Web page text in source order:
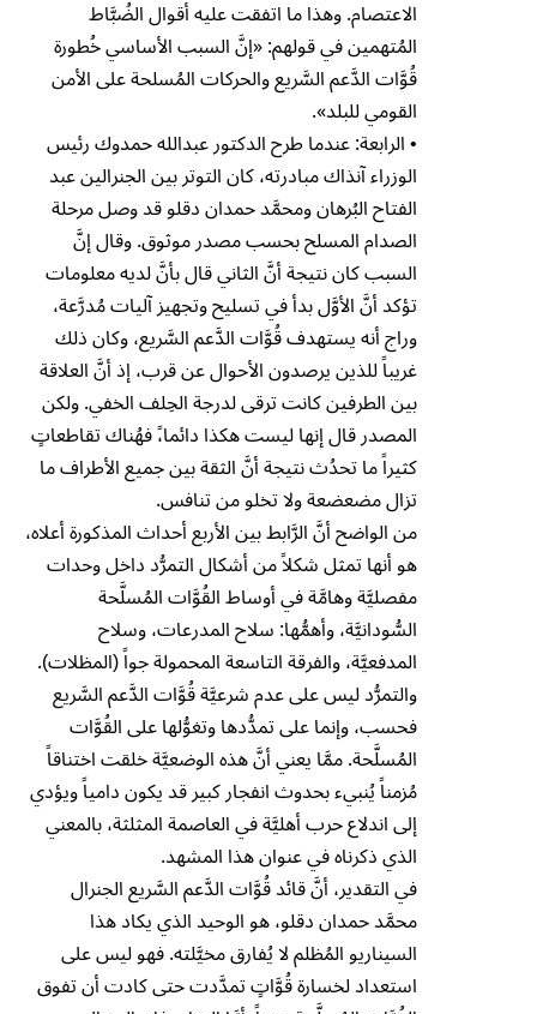
الاعتصام. وهذا ما اتفقت عليه أقوال الضُبَّاط
المُتهمين في قولهم: «إنَّ السبب الأساسي خُطورة
قُوَّات الدَّعم السَّريع والحركات المُسلحة على الأمن
القومي للبلد».
• الرابعة: عندما طرح الدكتور عبدالله حمدوك رئيس
الوزراء آنذاك مبادرته، كان التوتر بين الجنرالين عبد
الفتاح البُرهان ومحمَّد حمدان دقلو قد وصل مرحلة
الصدام المسلح بحسب مصدر موثوق. وقال إنَّ
السبب كان نتيجة أنَّ الثاني قال بأنَّ لديه معلومات
تؤكد أنَّ الأوَّل بدأ في تسليح وتجهيز آليات مُدرَّعة،
وراج أنه يستهدف قُوَّات الدَّعم السَّريع، وكان ذلك
غريباً للذين يرصدون الأحوال عن قرب، إذ أنَّ العلاقة
بين الطرفين كانت ترقى لدرجة الحِلف الخفي. ولكن
المصدر قال إنها ليست هكذا دائما،ً فهُناك تقاطعاتٍ
كثيراً ما تحدُث نتيجة أنَّ الثقة بين جميع الأطراف ما
تزال مضعضعة ولا تخلو من تنافس.
من الواضح أنَّ الرَّابط بين الأربع أحداث المذكورة أعلاه،
هو أنها تمثل شكلاً من أشكال التمرُّد داخل وحدات
مفصليَّة وهامَّة في أوساط القُوَّات المُسلَّحة
السُّودانيَّة، وأهمُّها: سلاح المدرعات، وسلاح
المدفعيَّة، والفرقة التاسعة المحمولة جواً (المظلات).
والتمرُّد ليس على عدم شرعيَّة قُوَّات الدَّعم السَّريع
فحسب، وإنما على تمدُّدها وتغوُّلها على القُوَّات
المُسلَّحة. ممَّا يعني أنَّ هذه الوضعيَّة خلقت اختناقاً
مُزمناً يُنبيء بحدوث انفجار كبير قد يكون دامياً ويؤدي
إلى اندلاع حرب أهليَّة في العاصمة المثلثة، بالمعني
الذي ذكرناه في عنوان هذا المشهد.
في التقدير، أنَّ قائد قُوَّات الدَّعم السَّريع الجنرال
محمَّد حمدان دقلو، هو الوحيد الذي يكاد هذا
السيناريو المُظلم لا يُفارق مخيَّلته. فهو ليس على
استعداد لخسارة قُوَّاتٍ تمدَّدت حتى كادت أن تفوق